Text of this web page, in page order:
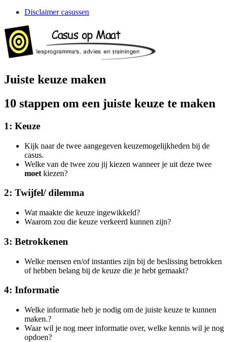
Disclaimer casussen
Juiste keuze maken
10 stappen om een juiste keuze te maken
1: Keuze
Kijk naar de twee aangegeven keuzemogelijkheden bij de
casus.
Welke van de twee zou jij kiezen wanneer je uit deze twee
moet kiezen?
2: Twijfel/ dilemma
Wat maakte die keuze ingewikkeld?
Waarom zou die keuze verkeerd kunnen zijn?
3: Betrokkenen
Welke mensen en/of instanties zijn bij de beslissing betrokken
of hebben belang bij de keuze die je hebt gemaakt?
4: Informatie
Welke informatie heb je nodig om de juiste keuze te kunnen
maken.?
Waar wil je nog meer informatie over, welke kennis wil je nog
opdoen?